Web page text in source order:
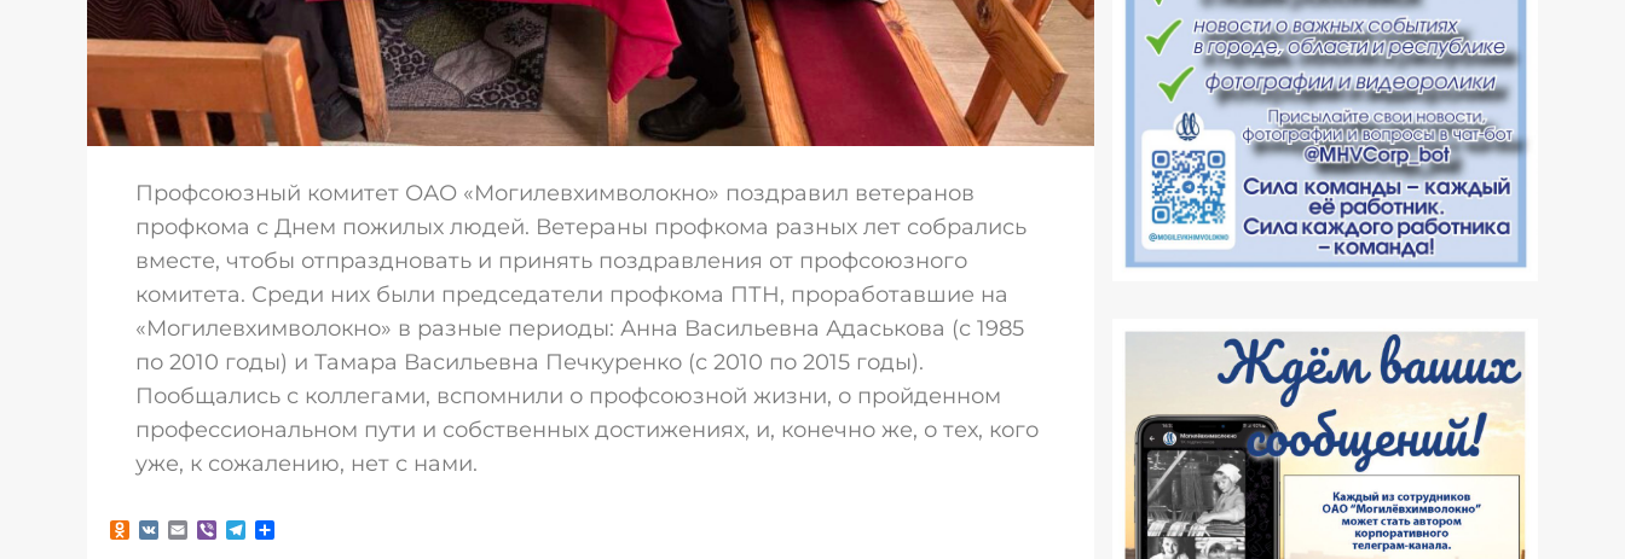
Профсоюзный комитет ОАО «Могилевхимволокно» поздравил ветеранов
профкома с Днем пожилых людей. Ветераны профкома разных лет собрались
вместе, чтобы отпраздновать и принять поздравления от профсоюзного
комитета. Среди них были председатели профкома ПТН, проработавшие на
«Могилевхимволокно» в разные периоды: Анна Васильевна Адаськова (с 1985
по 2010 годы) и Тамара Васильевна Печкуренко (с 2010 по 2015 годы).
Пообщались с коллегами, вспомнили о профсоюзной жизни, о пройденном
профессиональном пути и собственных достижениях, и, конечно же, о тех, кого
уже, к сожалению, нет с нами.
Odnoklassniki
VK EmailViberTelegram